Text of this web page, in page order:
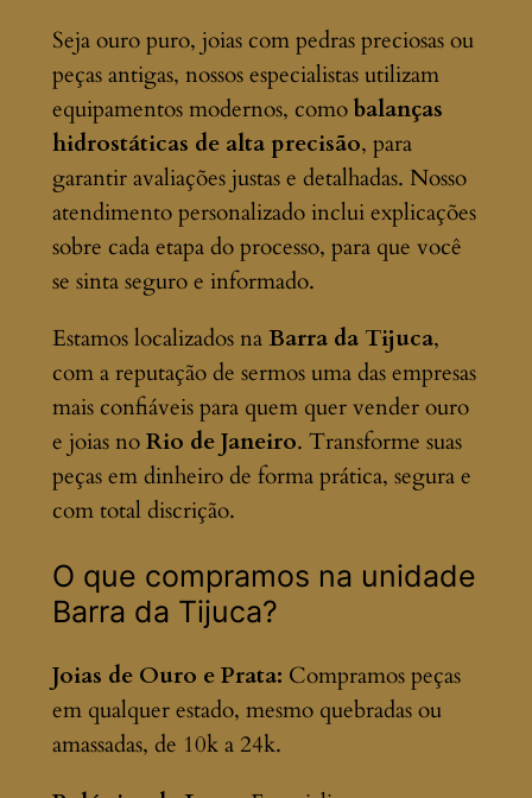
Seja ouro puro, joias com pedras preciosas ou
peças antigas, nossos especialistas utilizam
equipamentos modernos, comobalanças
hidrostáticas de alta precisão, para
garantir avaliações justas e detalhadas. Nosso
atendimento personalizado inclui explicações
sobre cada etapa do processo, para que você
se sinta seguro e informado.
Estamos localizados naBarra da Tijuca,
com a reputação de sermos uma das empresas
mais confiáveis para quem quer vender ouro
e joias noRio de Janeiro. Transforme suas
peças em dinheiro de forma prática, segura e
com total discrição.
O que compramos na unidade
Barra da Tijuca?
Joias de Ouro e Prata: Compramos peças
em qualquer estado, mesmo quebradas ou
amassadas, de 10k a 24k.